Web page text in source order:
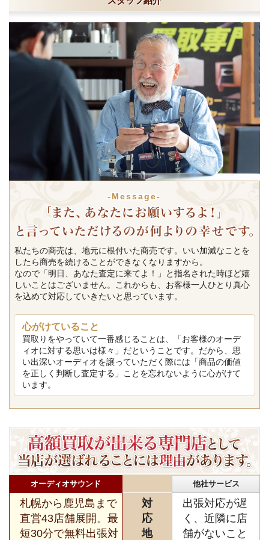
-Message-
私たちの商売は、地元に根付いた商売です。いい加減なことを
したら商売を続けることができなくなりますから。
なので「明日、あなた査定に来てよ！」と指名された時ほど嬉
しいことはございません。これからも、お客様一人ひとり真心
を込めて対応していきたいと思っています。
心がけていること
買取りをやっていて一番感じることは、「お客様のオーデ
ィオに対する思いは様々」だということです。だから、思
い出深いオーディオを譲っていただく際には「商品の価値
を正しく判断し査定する」ことを忘れないように心がけて
います。
オーディオサウンド 他社サービス
札幌から鹿児島まで
直営43店舗展開。最
短30分で無料出張対
対
応
地
出張対応が遅
く、近隣に店
舗がないこと